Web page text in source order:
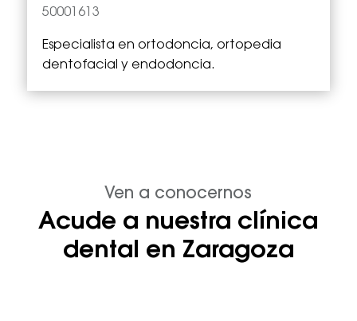
50001613
Especialista en ortodoncia, ortopedia
dentofacial y endodoncia.
Ven a conocernos
Acude a nuestra clínica
dental en Zaragoza